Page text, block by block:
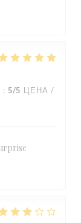
: 5/5 ЦЕНА /